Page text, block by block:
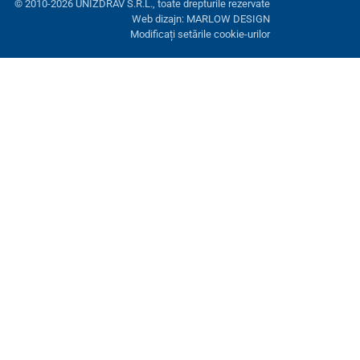
© 2010-2026 UNIZDRAV S.R.L., toate drepturile rezervate
Web dizajn: MARLOW DESIGN
Modificați setările cookie-urilor